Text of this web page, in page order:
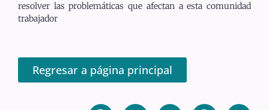
resolver las problemáticas que afectan a esta comunidad
trabajador
Regresar a página principal